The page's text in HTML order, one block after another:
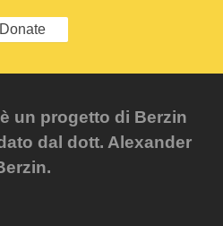
Donate
un progetto di Berzin
dal dott. Alexander